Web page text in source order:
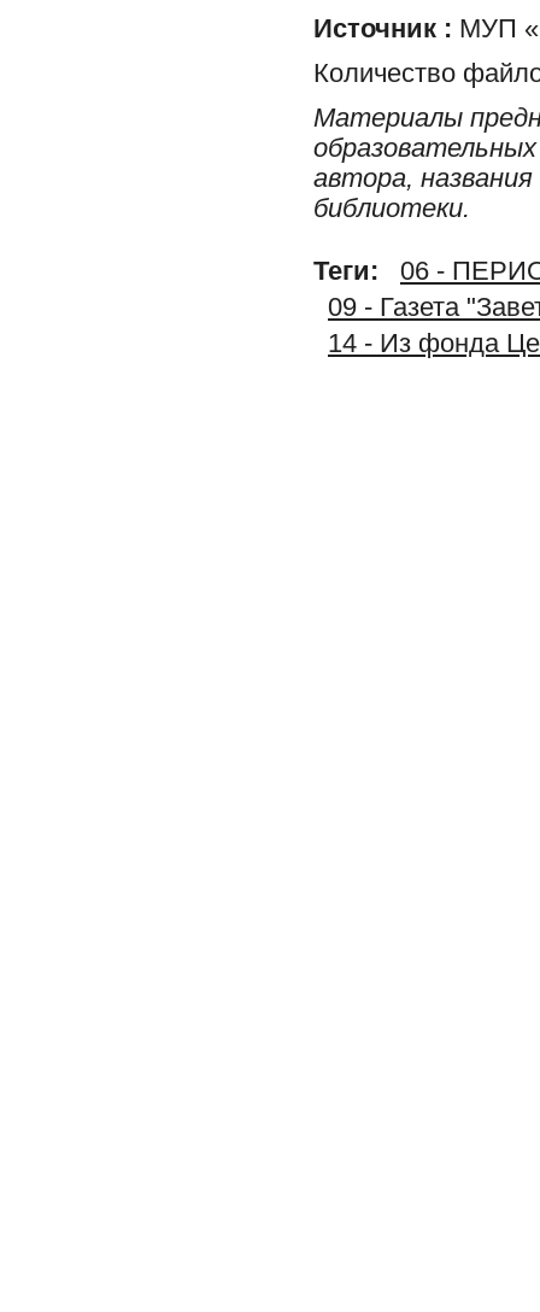
Источник : МУП
Количество
Материалы
автора,
библиотеки.
Теги:
06 -
09 - Газета
14 - Из фонда